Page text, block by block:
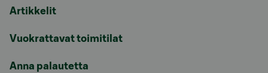
Artikkelit
Vuokrattavat toimitilat
Anna palautetta